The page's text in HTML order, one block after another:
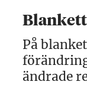
På
ändrade